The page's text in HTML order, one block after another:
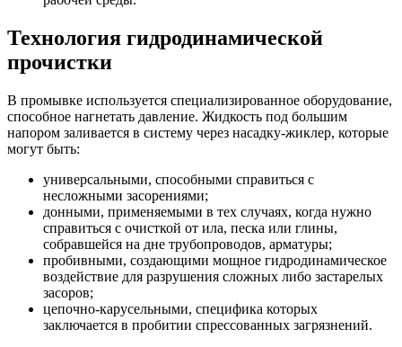
Технология гидродинамической
прочистки
В промывке используется специализированное оборудование,
способное нагнетать давление. Жидкость под большим
напором заливается в систему через насадку-жиклер, которые
могут быть:
универсальными, способными справиться с
несложными засорениями;
донными, применяемыми в тех случаях, когда нужно
справиться с очисткой от ила, песка или глины,
собравшейся на дне трубопроводов, арматуры;
пробивными, создающими мощное гидродинамическое
воздействие для разрушения сложных либо застарелых
засоров;
цепочно-карусельными, специфика которых
заключается в пробитии спрессованных загрязнений.